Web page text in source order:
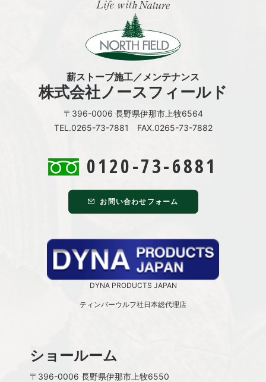
薪ストーブ施工／メンテナンス
株式会社ノースフィールド
〒396-0006 長野県伊那市上牧6564
TEL.0265-73-7881 FAX.0265-73-7882
0120-73-6881
お問い合わせフォーム
DYNA PRODUCTS JAPAN
ティンバーウルフ社日本総代理店
ショールーム
〒396-0006 長野県伊那市上牧6550